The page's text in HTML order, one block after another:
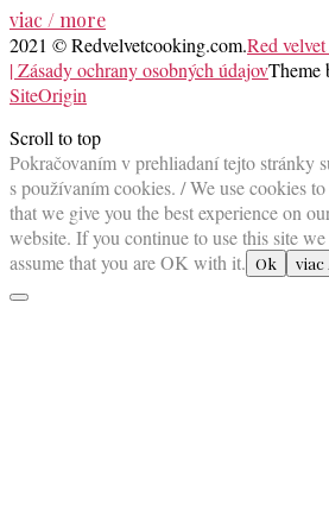
viac / more
2021 © Redvelvetcooking.com.Red
| Zásady ochrany osobných údajovTheme
SiteOrigin
Scroll to top
Pokračovaním v prehliadaní tejto stránky
s používaním cookies. / We use cookies to
that we give you the best experience on
website. If you continue to use this site
assume that you are OK with it. Ok viac